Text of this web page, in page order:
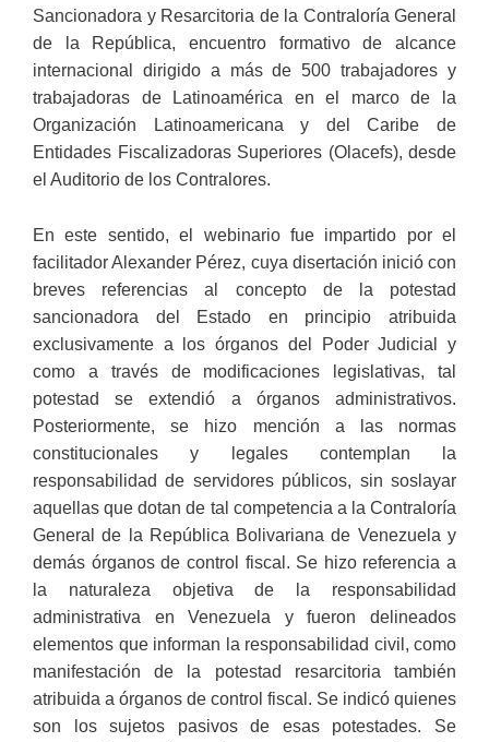
Sancionadora y Resarcitoria de la Contraloría General
de la República, encuentro formativo de alcance
internacional dirigido a más de 500 trabajadores y
trabajadoras de Latinoamérica en el marco de la
Organización Latinoamericana y del Caribe de
Entidades Fiscalizadoras Superiores (Olacefs), desde
el Auditorio de los Contralores.
En este sentido, el webinario fue impartido por el
facilitador Alexander Pérez, cuya disertación inició con
breves referencias al concepto de la potestad
sancionadora del Estado en principio atribuida
exclusivamente a los órganos del Poder Judicial y
como a través de modificaciones legislativas, tal
potestad se extendió a órganos administrativos.
Posteriormente, se hizo mención a las normas
constitucionales y legales contemplan la
responsabilidad de servidores públicos, sin soslayar
aquellas que dotan de tal competencia a la Contraloría
General de la República Bolivariana de Venezuela y
demás órganos de control fiscal. Se hizo referencia a
la naturaleza objetiva de la responsabilidad
administrativa en Venezuela y fueron delineados
elementos que informan la responsabilidad civil, como
manifestación de la potestad resarcitoria también
atribuida a órganos de control fiscal. Se indicó quienes
son los sujetos pasivos de esas potestades. Se